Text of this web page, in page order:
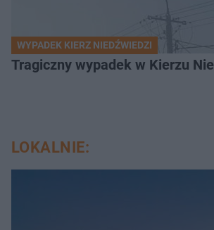
WYPADEK KIERZ NIEDŹWIEDZI
Tragiczny wypadek w Kierzu
LOKALNIE: